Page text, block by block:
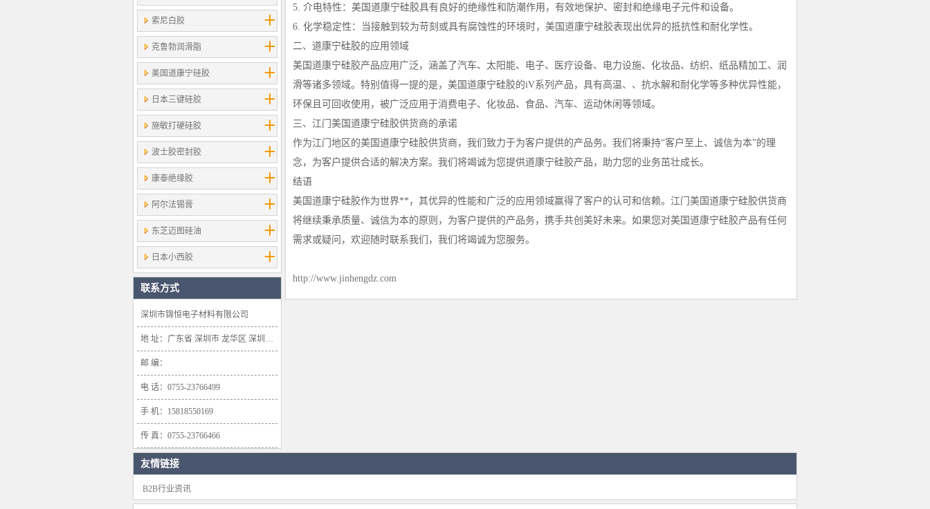
索尼白胶
克鲁勃润滑脂
美国道康宁硅胶
日本三键硅胶
施敏打硬硅胶
波士胶密封胶
康泰绝缘胶
阿尔法锡膏
东芝迈图硅油
日本小西胶
联系方式
深圳市锦恒电子材料有限公司
地 址：广东省 深圳市 龙华区 深圳市龙华新区大浪办事处浪口社区华盛路134号雍景轩商业大厦1638号
邮 编：
电 话：0755-23766499
手 机：15818550169
传 真：0755-23766466
5. 介电特性：美国道康宁硅胶具有良好的绝缘性和防潮作用，有效地保护、密封和绝缘电子元件和设备。
6. 化学稳定性：当接触到较为苛刻或具有腐蚀性的环境时，美国道康宁硅胶表现出优异的抵抗性和耐化学性。
二、道康宁硅胶的应用领域
美国道康宁硅胶产品应用广泛，涵盖了汽车、太阳能、电子、医疗设备、电力设施、化妆品、纺织、纸品精加工、润
滑等诸多领域。特别值得一提的是，美国道康宁硅胶的iV系列产品，具有高温、、抗水解和耐化学等多种优异性能，
环保且可回收使用，被广泛应用于消费电子、化妆品、食品、汽车、运动休闲等领域。
三、江门美国道康宁硅胶供货商的承诺
作为江门地区的美国道康宁硅胶供货商，我们致力于为客户提供的产品务。我们将秉持“客户至上、诚信为本”的理
念，为客户提供合适的解决方案。我们将竭诚为您提供道康宁硅胶产品，助力您的业务茁壮成长。
结语
美国道康宁硅胶作为世界**，其优异的性能和广泛的应用领域赢得了客户的认可和信赖。江门美国道康宁硅胶供货商
将继续秉承质量、诚信为本的原则，为客户提供的产品务，携手共创美好未来。如果您对美国道康宁硅胶产品有任何
需求或疑问，欢迎随时联系我们，我们将竭诚为您服务。
http://www.jinhengdz.com
友情链接
B2B行业资讯